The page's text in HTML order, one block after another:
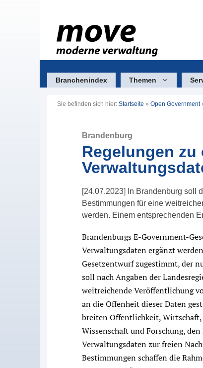
Branchenindex Themen
Sie befinden sich hier: Startseite » Open Government
Brandenburg
Regelungen zu
[24.07.2023] In Brandenburg soll
Bestimmungen für eine
werden. Einem entsprechenden
Brandenburgs E-Government-
Verwaltungsdaten ergänzt
Gesetzentwurf zugestimmt, der
soll nach Angaben der
weitreichende Veröffentlichung
an die Offenheit dieser Daten
breiten Öffentlichkeit,
Wissenschaft und Forschung,
Verwaltungsdaten zur freien
Bestimmungen schaffen die